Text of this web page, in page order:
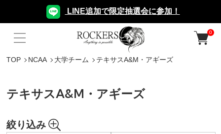
LINE追加で限定抽選会に参加！
0
TOP NCAA 大学チーム テキサスA&M・アギーズ
テキサスA&M・アギーズ
絞り込み